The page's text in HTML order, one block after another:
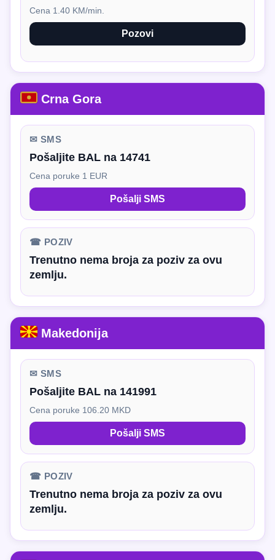
Cena 1.40 KM/min.
Pozovi
Crna Gora
✉ SMS
Pošaljite BAL na 14741
Cena poruke 1 EUR
Pošalji SMS
☎ POZIV
Trenutno nema broja za poziv za ovu
zemlju.
Makedonija
✉ SMS
Pošaljite BAL na 141991
Cena poruke 106.20 MKD
Pošalji SMS
☎ POZIV
Trenutno nema broja za poziv za ovu
zemlju.